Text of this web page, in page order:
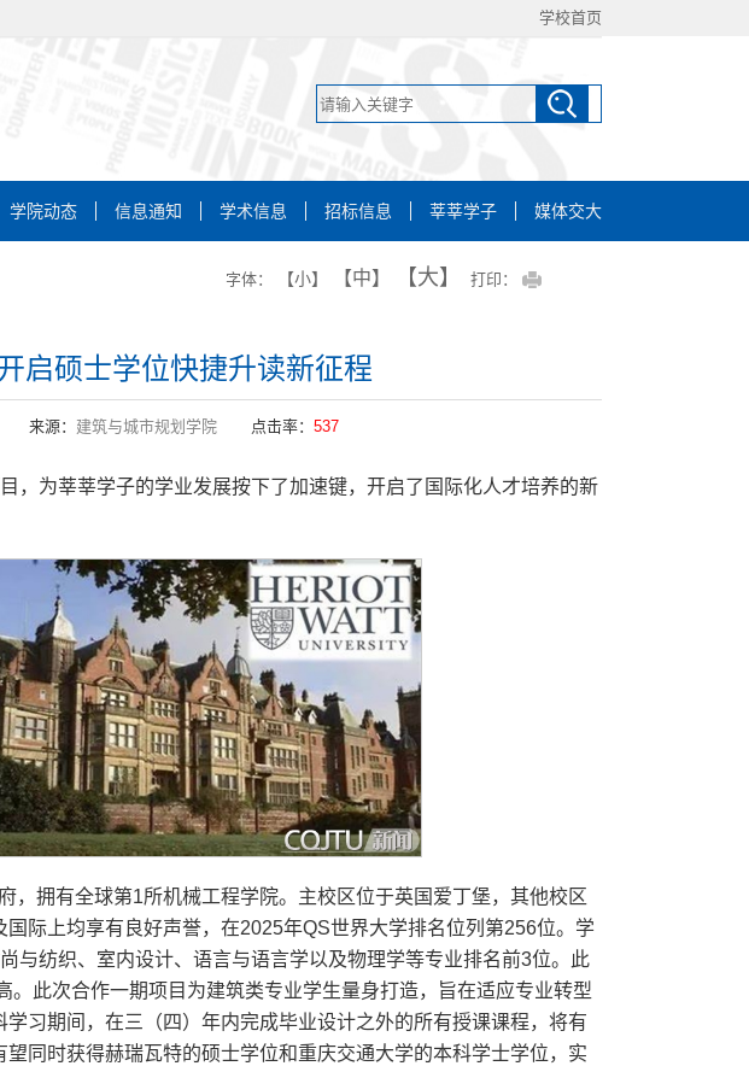
学校首页
学院动态 信息通知 学术信息 招标信息 莘莘学子 媒体交大
字体： 【小】 【中】 【大】 打印：
启硕士学位快捷升读新征程
来源： 建筑与城市规划学院 点击率： 537
，为莘莘学子的学业发展按下了加速键，开启了国际化人才培养的新
拥有全球第1所机械工程学院。主校区位于英国爱丁堡，其他校区
际上均享有良好声誉，在2025年QS世界大学排名位列第256位。学
与纺织、室内设计、语言与语言学以及物理学等专业排名前3位。此
。此次合作一期项目为建筑类专业学生量身打造，旨在适应专业转型
习期间，在三（四）年内完成毕业设计之外的所有授课课程，将有
同时获得赫瑞瓦特的硕士学位和重庆交通大学的本科学士学位，实